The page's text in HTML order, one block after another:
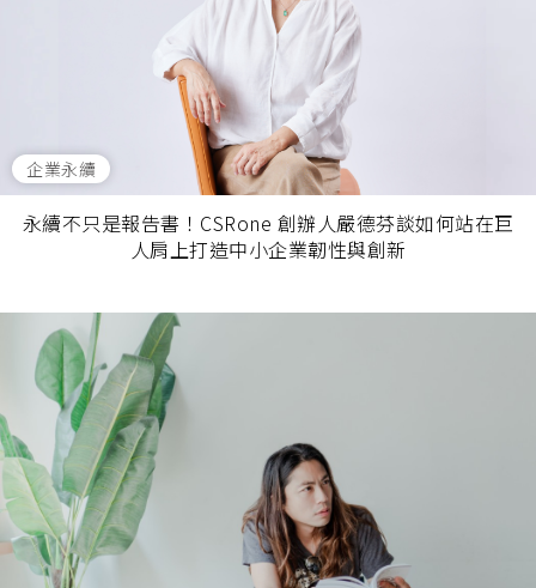
企業永續
永續不只是報告書！CSRone 創辦人嚴德芬談如何站在巨
人肩上打造中小企業韌性與創新